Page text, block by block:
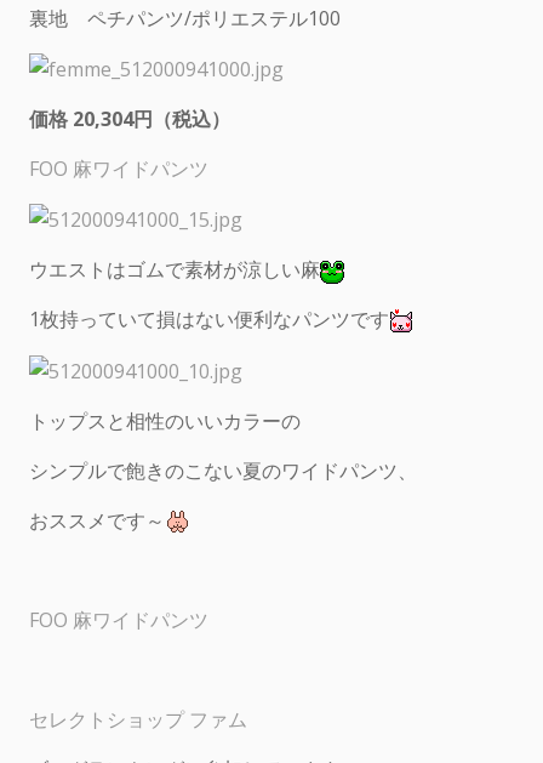
裏地 ペチパンツ/ポリエステル100
価格 20,304円（税込）
FOO 麻ワイドパンツ
ウエストはゴムで素材が涼しい麻
1枚持っていて損はない便利なパンツです
トップスと相性のいいカラーの
シンプルで飽きのこない夏のワイドパンツ、
おススメです～
FOO 麻ワイドパンツ
セレクトショップ ファム